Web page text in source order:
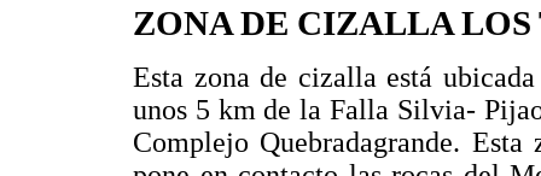
ZONA DE CIZALLA
Esta zona de cizalla está
unos 5 km de la Falla Silvia-
Complejo Quebradagrande.